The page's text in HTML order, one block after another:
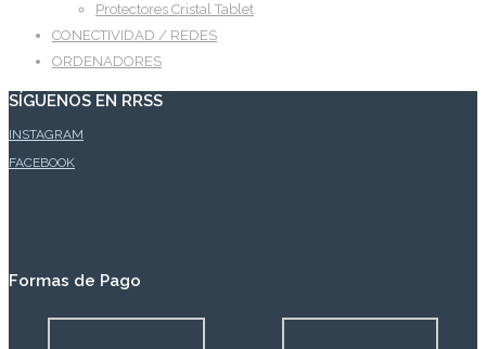
Protectores Cristal Tablet
CONECTIVIDAD / REDES
ORDENADORES
SÍGUENOS EN RRSS
INSTAGRAM
FACEBOOK
Formas de Pago